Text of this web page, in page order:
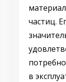
частиц.
в